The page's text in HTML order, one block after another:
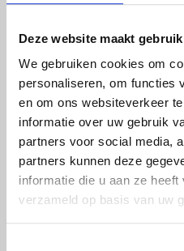
Deze website maakt
We gebruiken cookies om
personaliseren, om functies
en om ons websiteverkeer
informatie over uw gebruik
partners voor social media,
partners kunnen deze
informatie die u aan ze
verzameld op basis van uw
bodemlijm altijd nog
Spraybond perfect: geen
voor het meest strakke
Contactlijm spuitbus
Productinformatieblad